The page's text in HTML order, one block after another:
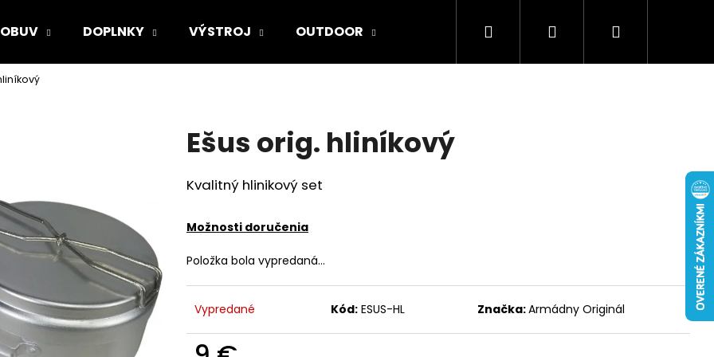
OBUV DOPLNKY VÝSTROJ OUTDOOR ARMY ORIGINAL Kamenná predajňa
Hľadať PrihlásenieNákupný
Ešus orig. hliníkový
Kvalitný hlinikový set
Možnosti doručenia
Položka bola vypredaná…
Vypredané Kód: ESUS-HL Značka:Armádny Originál
Čo potrebujete nájsť?
HĽADAŤ
Odporúčame